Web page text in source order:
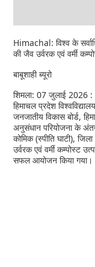
Himachal: विश्व के
की जैव उर्वरक एवं वर्मी
बाबूशाही ब्यूरो
शिमला: 07 जुलाई 2026 :
हिमाचल प्रदेश
जनजातीय विकास बोर्ड,
अनुसंधान परियोजना के
कोमिक (स्पीति घाटी),
उर्वरक एवं वर्मी कम्पोस्ट
सफल आयोजन किया गया।